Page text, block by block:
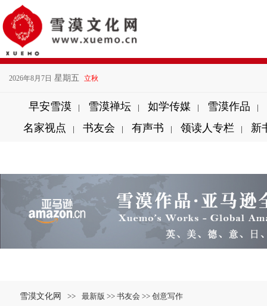
2026年8月7日 星期五 立秋
早安雪漠 | 雪漠禅坛 | 如学传媒 | 雪漠作品 |
名家视点
| 书友会 | 有声书 | 领读人专栏 | 新
雪漠文化网 >> 最新版 >> 书友会 >> 创意写作